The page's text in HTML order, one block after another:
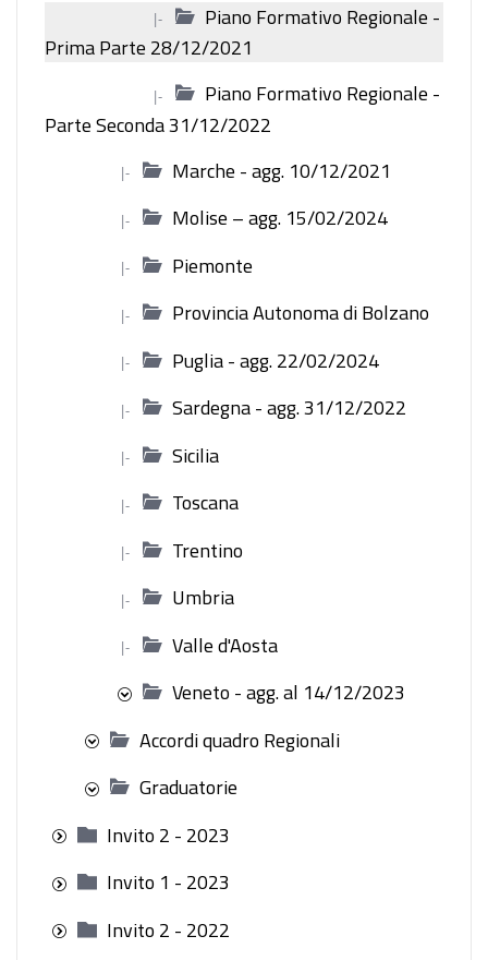
|-
Piano Formativo Regionale -
Prima Parte 28/12/2021
|-
Piano Formativo Regionale -
Parte Seconda 31/12/2022
|- Marche - agg. 10/12/2021
|- Molise – agg. 15/02/2024
|- Piemonte
|- Provincia Autonoma di Bolzano
|- Puglia - agg. 22/02/2024
|- Sardegna - agg. 31/12/2022
|- Sicilia
|- Toscana
|- Trentino
|- Umbria
|-
Valle d'Aosta
Veneto - agg. al 14/12/2023
Accordi quadro Regionali
Graduatorie
Invito 2 - 2023
Invito 1 - 2023
Invito 2 - 2022